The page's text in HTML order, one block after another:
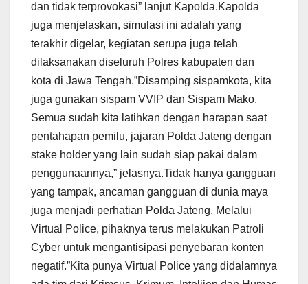
dan tidak terprovokasi” lanjut Kapolda.Kapolda
juga menjelaskan, simulasi ini adalah yang
terakhir digelar, kegiatan serupa juga telah
dilaksanakan diseluruh Polres kabupaten dan
kota di Jawa Tengah.”Disamping sispamkota, kita
juga gunakan sispam VVIP dan Sispam Mako.
Semua sudah kita latihkan dengan harapan saat
pentahapan pemilu, jajaran Polda Jateng dengan
stake holder yang lain sudah siap pakai dalam
penggunaannya,” jelasnya.Tidak hanya gangguan
yang tampak, ancaman gangguan di dunia maya
juga menjadi perhatian Polda Jateng. Melalui
Virtual Police, pihaknya terus melakukan Patroli
Cyber untuk mengantisipasi penyebaran konten
negatif.”Kita punya Virtual Police yang didalamnya